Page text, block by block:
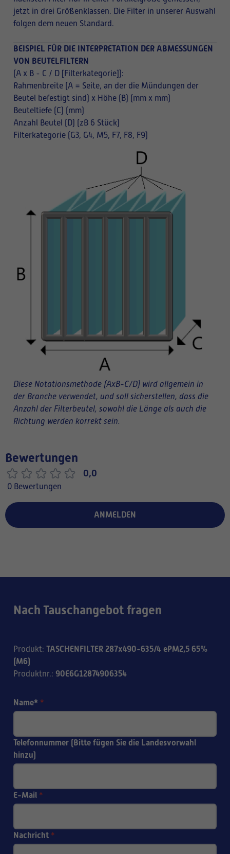
jetzt in drei Größenklassen. Die Filter in unserer Auswahl
folgen dem neuen Standard.
BEISPIEL FÜR DIE INTERPRETATION DER ABMESSUNGEN
VON BEUTELFILTERN
(A x B - C / D [Filterkategorie]):
Rahmenbreite (A = Seite, an der die Mündungen der
Beutel befestigt sind) x Höhe (B) (mm x mm)
Beuteltiefe (C) (mm)
Anzahl Beutel (D) (zB 6 Stück)
Filterkategorie (G3, G4, M5, F7, F8, F9)
Diese Notationsmethode (AxB-C/D) wird allgemein in
der Branche verwendet, und soll sicherstellen, dass die
Anzahl der Filterbeutel, sowohl die Länge als auch die
Richtung werden korrekt sein.
Bewertungen
0,0
0 Bewertungen
ANMELDEN
Nach Tauschangebot fragen
Produkt: TASCHENFILTER 287x490-635/4 ePM2,5 65%
(M6)
Produktnr.: 90E6G12874906354
Name* *
Telefonnummer (Bitte fügen Sie die Landesvorwahl
hinzu)
E-Mail *
Nachricht *